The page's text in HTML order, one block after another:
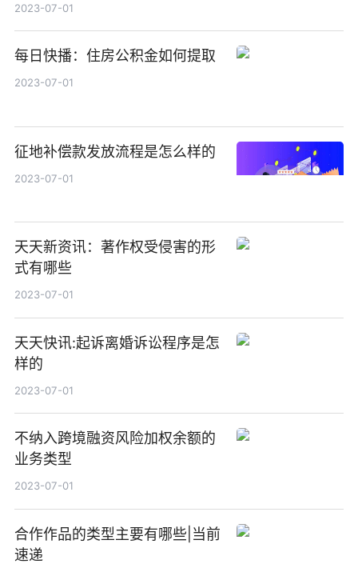
2023-07-01
每日快播：住房公积金如何提取
2023-07-01
征地补偿款发放流程是怎么样的
2023-07-01
天天新资讯：著作权受侵害的形
式有哪些
2023-07-01
天天快讯:起诉离婚诉讼程序是怎
样的
2023-07-01
不纳入跨境融资风险加权余额的
业务类型
2023-07-01
合作作品的类型主要有哪些|当前
速递